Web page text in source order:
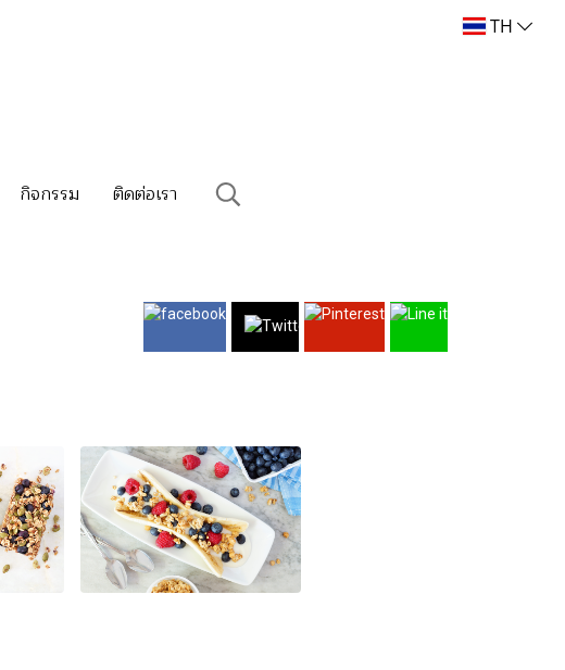
TH
กิจกรรม ติดต่อเรา